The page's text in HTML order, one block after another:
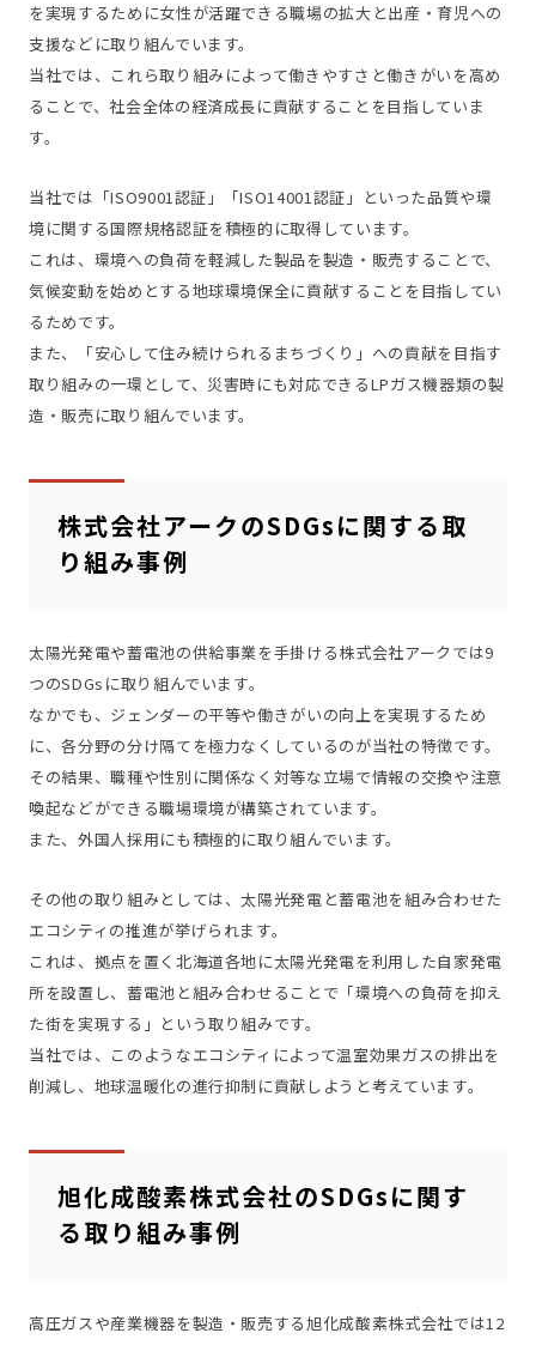
を実現するために女性が活躍できる職場の拡大と出産・育児への
支援などに取り組んでいます。
当社では、これら取り組みによって働きやすさと働きがいを高め
ることで、社会全体の経済成長に貢献することを目指していま
す。
当社では「ISO9001認証」「ISO14001認証」といった品質や環
境に関する国際規格認証を積極的に取得しています。
これは、環境への負荷を軽減した製品を製造・販売することで、
気候変動を始めとする地球環境保全に貢献することを目指してい
るためです。
また、「安心して住み続けられるまちづくり」への貢献を目指す
取り組みの一環として、災害時にも対応できるLPガス機器類の製
造・販売に取り組んでいます。
株式会社アークのSDGsに関する取
り組み事例
太陽光発電や蓄電池の供給事業を手掛ける株式会社アークでは9
つのSDGsに取り組んでいます。
なかでも、ジェンダーの平等や働きがいの向上を実現するため
に、各分野の分け隔てを極力なくしているのが当社の特徴です。
その結果、職種や性別に関係なく対等な立場で情報の交換や注意
喚起などができる職場環境が構築されています。
また、外国人採用にも積極的に取り組んでいます。
その他の取り組みとしては、太陽光発電と蓄電池を組み合わせた
エコシティの推進が挙げられます。
これは、拠点を置く北海道各地に太陽光発電を利用した自家発電
所を設置し、蓄電池と組み合わせることで「環境への負荷を抑え
た街を実現する」という取り組みです。
当社では、このようなエコシティによって温室効果ガスの排出を
削減し、地球温暖化の進行抑制に貢献しようと考えています。
旭化成酸素株式会社のSDGsに関す
る取り組み事例
高圧ガスや産業機器を製造・販売する旭化成酸素株式会社では12